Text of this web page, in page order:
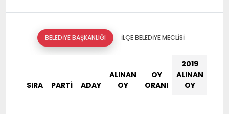
BELEDIYE BAŞKANLIĞI İLÇE BELEDIYE MECLISI
SIRA PARTİ ADAY
ALINAN
OY
OY
ORANI
2019
ALINAN
OY